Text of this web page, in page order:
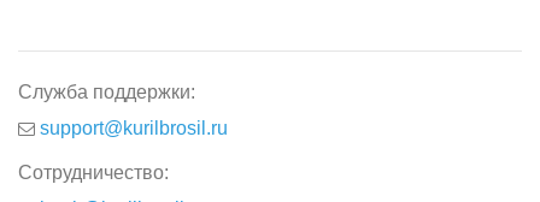
Служба поддержки:
support@kurilbrosil.ru
Сотрудничество: